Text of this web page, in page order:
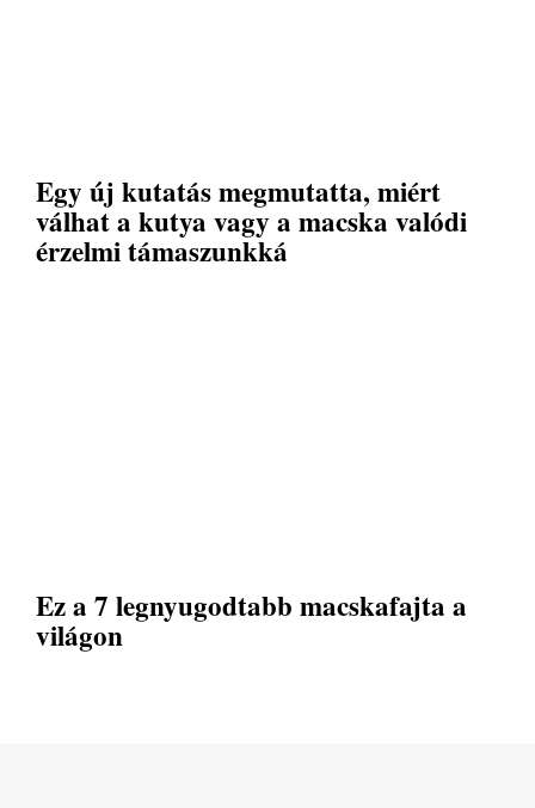
Egy új kutatás megmutatta, miért
válhat a kutya vagy a macska valódi
érzelmi támaszunkká
Ez a 7 legnyugodtabb macskafajta a
világon